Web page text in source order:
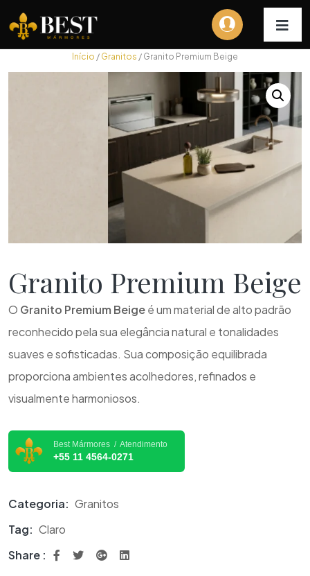
Início / Granitos / Granito Premium Beige
Granito Premium Beige
O Granito Premium Beigeé um material de alto padrão
reconhecido pela sua elegância natural e tonalidades
suaves e sofisticadas. Sua composição equilibrada
proporciona ambientes acolhedores, refinados e
visualmente harmoniosos.
Best Mármores / Atendimento
+55 11 4564-0271
Categoria: Granitos
Tag: Claro
Share :